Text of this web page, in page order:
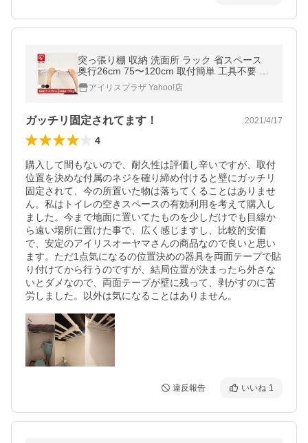
突っ張り棚 収納 洗面所 ラック 省スペース
奥行26cm 75〜120cm 取付簡単 工具不要 ア
ダプター付き ホワイト ブラック グレー アイ
リスオーヤマ H-J-NST75R
アイリスプラザ Yahoo!店
ガッチリ固定されてます！ 2021/4/17
4
購入して間もないので、耐久性は評価し辛いですが、取付
位置を決めな付属のネジを確り締め付けると壁にガッチリ
固定されて、今の所置いた物は落ちてくることはありませ
ん。私はトイレの空きスペースの有効利用を考えて購入し
ました。今まで地面に置いてたものを少しだけでも目線か
ら遠い場所に置けた事で、広く感じますし、比較的安価
で、安定のアイリスオーヤマさんの商品なので良いと思い
ます。ただ1点気になるの位置決めの器具を両面テープで貼
り付けてから行うのですが、結局位置が決まったら外さな
いとダメなので、両面テープが壁に残って、剥がすのに苦
労しました。以外は気になることはありません。
違反報告 いいね 1